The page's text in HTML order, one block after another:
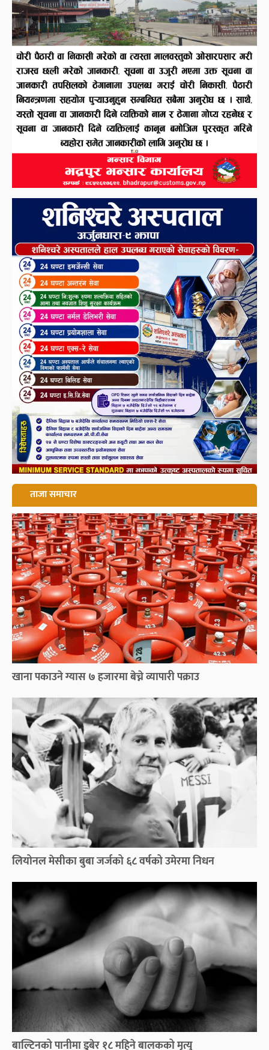
ताजा समाचार
खाना पकाउने ग्यास ७ हजारमा बेच्ने व्यापारी पक्राउ
लियोनल मेसीका बुबा जर्जको ६८ वर्षको उमेरमा निधन
बाल्टिनको पानीमा डुबेर १८ महिने बालकको मृत्यु